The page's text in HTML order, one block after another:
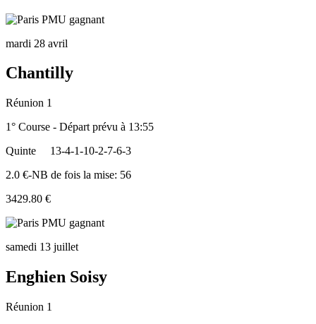
mardi 28 avril
Chantilly
Réunion 1
1° Course - Départ prévu à 13:55
Quinte
13-4-1-10-2-7-6-3
2.0 €-NB de fois la mise: 56
3429.80 €
samedi 13 juillet
Enghien Soisy
Réunion 1